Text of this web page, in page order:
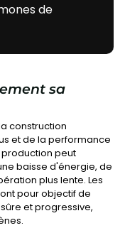
de
sa
construction
et de la performance
production peut
baisse d'énergie, de
plus lente. Les
ont pour objectif de
et progressive,